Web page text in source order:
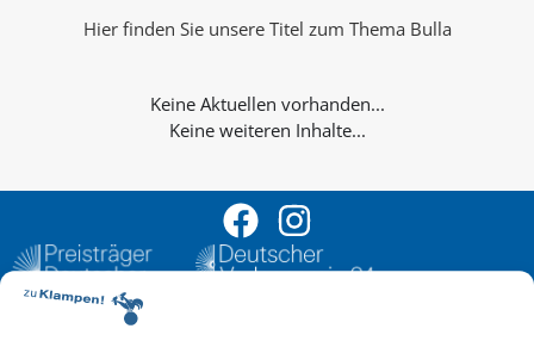
Hier finden Sie unsere Titel zum Thema Bulla
Keine weiteren Inhalte...